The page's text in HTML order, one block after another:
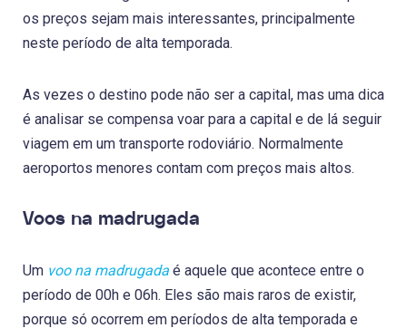
os preços sejam mais interessantes, principalmente
neste período de alta temporada.
As vezes o destino pode não ser a capital, mas uma dica
é analisar se compensa voar para a capital e de lá seguir
viagem em um transporte rodoviário. Normalmente
aeroportos menores contam com preços mais altos.
Voos na madrugada
Um voo na madrugada é aquele que acontece entre o
período de 00h e 06h. Eles são mais raros de existir,
porque só ocorrem em períodos de alta temporada e